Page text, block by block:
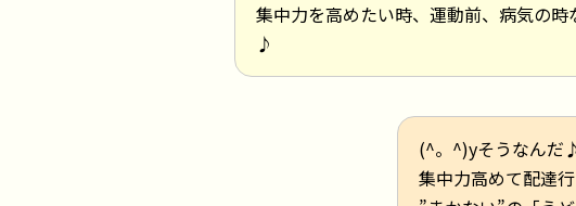
集中力を高めたい時、運動前、病気の
♪
(^。^)yそうなん
集中力高めて配達